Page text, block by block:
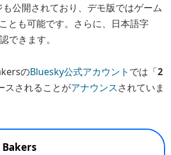
公開されており、デモ版ではゲーム
とも可能です。さらに、日本語字
できます。
のBluesky公式アカウント では「2
スされることがアナウンスされていま